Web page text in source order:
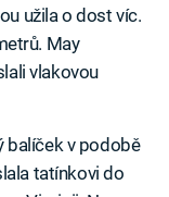
užila o dost víc.
May
vlakovou
balíček v podobě
tatínkovi do